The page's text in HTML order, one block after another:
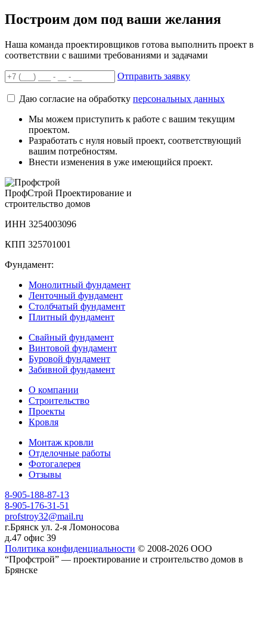
Построим дом под ваши желания
Наша команда проектировщиков готова выполнить проект в
соответствии с вашими требованиями и задачами
Отправить заявку
Даю согласие на обработку персональных данных
Мы можем приступить к работе с вашим текущим
проектом.
Разработать с нуля новый проект, соответствующий
вашим потребностям.
Внести изменения в уже имеющийся проект.
ПрофСтрой Проектирование и
строительство домов
ИНН 3254003096
КПП 325701001
Фундамент:
Монолитный фундамент
Ленточный фундамент
Столбчатый фундамент
Плитный фундамент
Свайный фундамент
Винтовой фундамент
Буровой фундамент
Забивной фундамент
О компании
Строительство
Проекты
Кровля
Монтаж кровли
Отделочные работы
Фотогалерея
Отзывы
8-905-188-87-13
8-905-176-31-51
profstroy32@mail.ru
г.Брянск ул. 2-я Ломоносова
д.47 офис 39
Политика конфиденциальности © 2008-2026 ООО
“Профстрой” — проектирование и строительство домов в
Брянске